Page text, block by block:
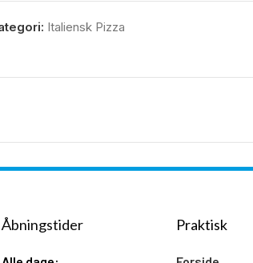
Italiensk Pizza
Åbningstider Praktisk